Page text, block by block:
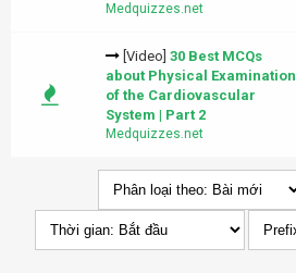
Medquizzes.net
[Video] 30 Best MCQs
about Physical Examination
of the Cardiovascular
System | Part 2
Medquizzes.net